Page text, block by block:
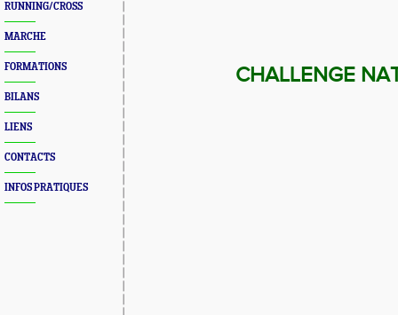
RUNNING/CROSS
MARCHE
FORMATIONS
BILANS
LIENS
CONTACTS
INFOS PRATIQUES
CHALLENGE